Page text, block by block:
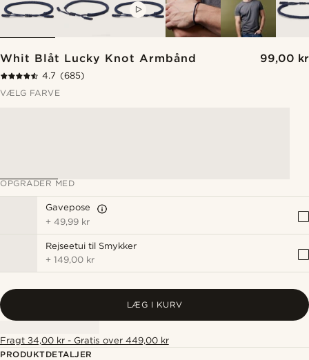
Whit Blåt Lucky Knot Armbånd 99,00 kr
4.7 (685)
VÆLG FARVE
OPGRADER MED
Gavepose
+49,99 kr
Rejseetui til Smykker
+149,00 kr
LÆG I KURV
Fragt 34,00 kr - Gratis over 449,00 kr
PRODUKTDETALJER